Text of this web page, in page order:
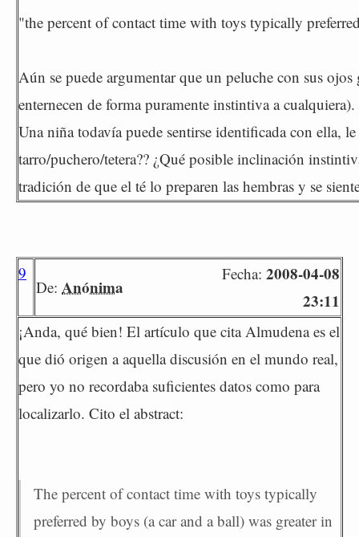
"the percent of contact time with toys typically
Aún se puede argumentar que un peluche con sus
enternecen de forma puramente instintiva a
Una niña todavía puede sentirse identificada con ella,
tarro/puchero/tetera?? ¿Qué posible inclinación
tradición de que el té lo preparen las hembras y se
9
De: Anónima
Fecha: 2008-04-08
23:11
¡Anda, qué bien! El artículo que cita Almudena es el
que dió origen a aquella discusión en el mundo real,
pero yo no recordaba suficientes datos como para
localizarlo. Cito el abstract:
The percent of contact time with toys typically
preferred by boys (a car and a ball) was greater in